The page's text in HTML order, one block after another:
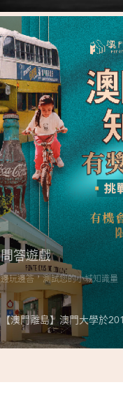
問答遊戲
邊玩邊答，測試您的小城知識量
【澳門離島】澳門大學於